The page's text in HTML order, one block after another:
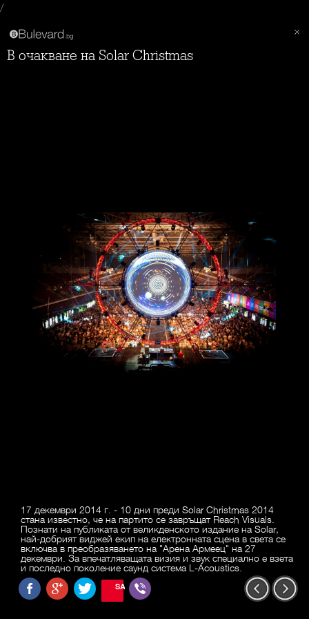
/
В очакване на Solar Christmas
17 декември 2014 г. - 10 дни преди Solar Christmas 2014
стана известно, че на партито се завръщат Reach Visuals.
Познати на публиката от великденското издание на Solar,
най-добрият виджей екип на електронната сцена в света се
включва в преобразяването на "Арена Армеец" на 27
декември. За впечатляващата визия и звук специално е взета
и последно поколение саунд система L-Acoustics.
SAVE